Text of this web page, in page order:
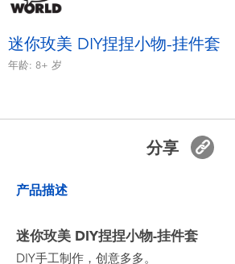
毛绒公仔玩具
迷你玫美 DIY捏捏小物-挂件套
年龄: 8+ 岁
分享
产品描述
迷你玫美 DIY捏捏小物-挂件套
DIY手工制作，创意多多。